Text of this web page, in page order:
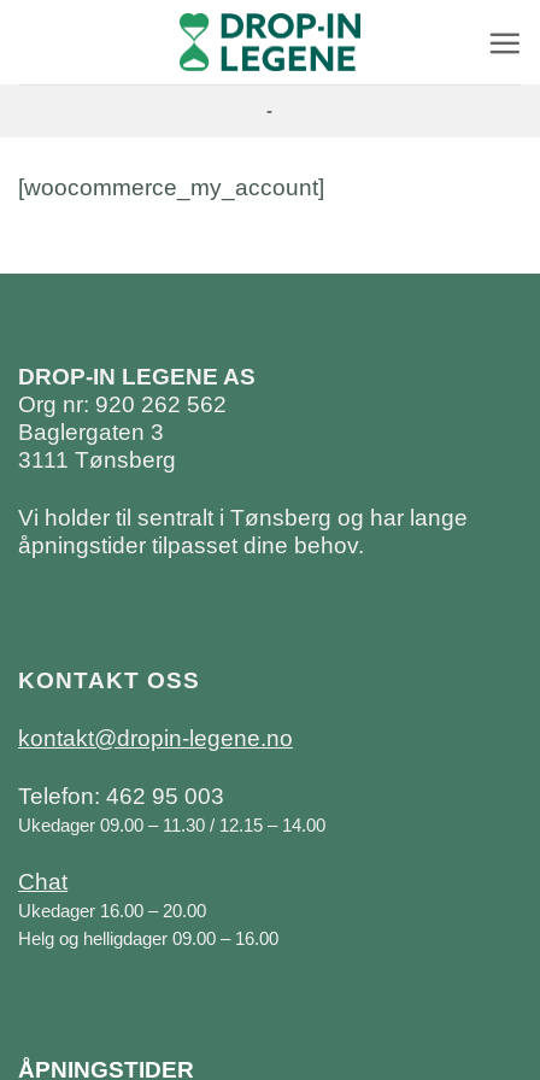
content
-
[woocommerce_my_account]
DROP-IN LEGENE AS
Org nr: 920 262 562
Baglergaten 3
3111 Tønsberg
Vi holder til sentralt i Tønsberg og har lange
åpningstider tilpasset dine behov.
KONTAKT OSS
kontakt@dropin-legene.no
Telefon: 462 95 003
Ukedager 09.00 – 11.30 / 12.15 – 14.00
Chat
Ukedager 16.00 – 20.00
Helg og helligdager 09.00 – 16.00
ÅPNINGSTIDER